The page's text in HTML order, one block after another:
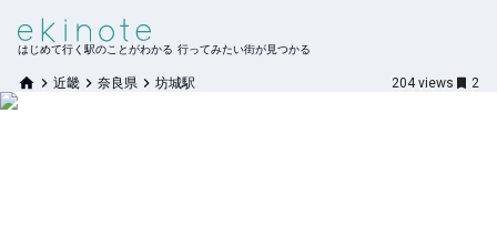
はじめて行く駅のことがわかる 行ってみたい街が見つかる
近畿 奈良県 坊城駅 204 views 2